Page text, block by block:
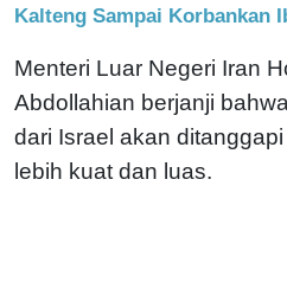
Kalteng Sampai Korbankan
Menteri Luar Negeri Iran
Abdollahian berjanji
dari Israel akan
lebih kuat dan luas.